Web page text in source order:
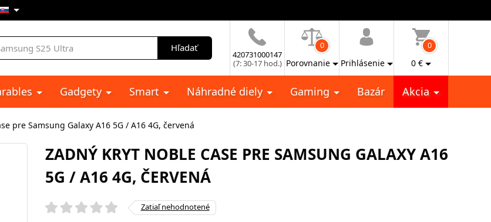
Hľadať
420731000147
(7: 30-17 hod.)
0
Porovnanie Prihlásenie
0
0 €
Gadgety Smart Náhradné diely Gaming Bazár Akcia
pre Samsung Galaxy A16 5G / A16 4G, červená
ZADNÝ KRYT NOBLE CASE PRE SAMSUNG GALAXY A16
5G / A16 4G, ČERVENÁ
Zatiaľ nehodnotené